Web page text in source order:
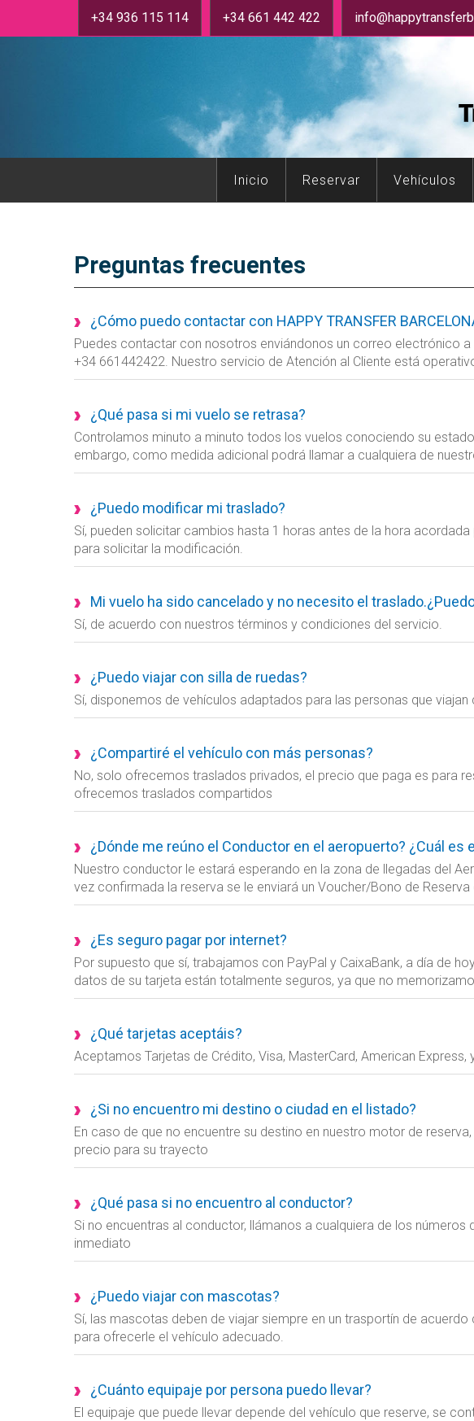
+34 936 115 114 +34 661 442 422
Inicio Reservar Vehículos
Preguntas frecuentes
¿Cómo puedo contactar con HAPPY TRANSFER
Puedes contactar con nosotros enviándonos un correo electrónico
+34 661442422. Nuestro servicio de Atención al Cliente está
¿Qué pasa si mi vuelo se retrasa?
Controlamos minuto a minuto todos los vuelos conociendo su
embargo, como medida adicional podrá llamar a cualquiera de
¿Puedo modificar mi traslado?
Sí, pueden solicitar cambios hasta 1 horas antes de la hora
para solicitar la modificación.
Mi vuelo ha sido cancelado y no necesito el
Sí, de acuerdo con nuestros términos y condiciones del servicio.
¿Puedo viajar con silla de ruedas?
Sí, disponemos de vehículos adaptados para las personas que viajan
¿Compartiré el vehículo con más personas?
No, solo ofrecemos traslados privados, el precio que paga es para
ofrecemos traslados compartidos
¿Dónde me reúno el Conductor en el aeropuerto? ¿Cuál
Nuestro conductor le estará esperando en la zona de llegadas del
vez confirmada la reserva se le enviará un Voucher/Bono de
¿Es seguro pagar por internet?
Por supuesto que sí, trabajamos con PayPal y CaixaBank, a día de
datos de su tarjeta están totalmente seguros, ya que no
¿Qué tarjetas aceptáis?
Aceptamos Tarjetas de Crédito, Visa, MasterCard, American
¿Si no encuentro mi destino o ciudad en el listado?
En caso de que no encuentre su destino en nuestro motor de
precio para su trayecto
¿Qué pasa si no encuentro al conductor?
Si no encuentras al conductor, llámanos a cualquiera de los
inmediato
¿Puedo viajar con mascotas?
Sí, las mascotas deben de viajar siempre en un trasportín de
para ofrecerle el vehículo adecuado.
¿Cuánto equipaje por persona puedo llevar?
El equipaje que puede llevar depende del vehículo que reserve, se